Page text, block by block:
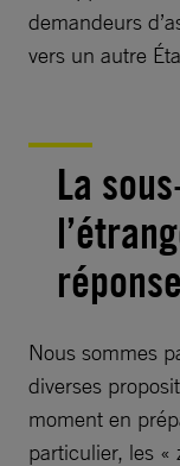
demandeurs
vers un autre
La
réponse
Nous sommes
diverses
moment en
particulier, les «